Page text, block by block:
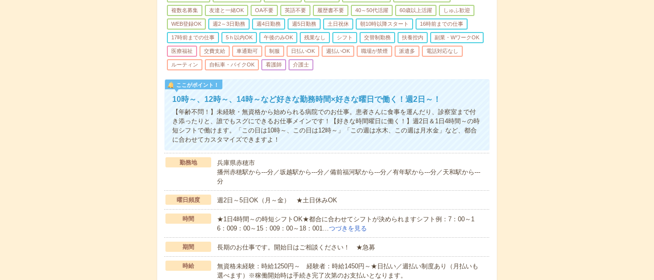
複数名募集 友達と一緒OK OA不要 英語不要 履歴書不要 40～50代活躍 60歳以上活躍 しゅふ歓迎
WEB登録OK 週2～3日勤務 週4日勤務 週5日勤務 土日祝休 朝10時以降スタート 16時前までの仕事
17時前までの仕事 5ｈ以内OK 午後のみOK 残業なし シフト 交替制勤務 扶養控内 副業・WワークOK
医療福祉 交費支給 車通勤可 制服 日払いOK 週払いOK 職場が禁煙 派遣多 電話対応なし
ルーティン 自転車・バイクOK 看護師 介護士
ここがポイント！
10時～、12時～、14時～など好きな勤務時間×好きな曜日で働く！週2日～！
【年齢不問！】未経験・無資格から始められる病院でのお仕事。患者さんに食事を運んだり、診察室まで付
き添ったりと、誰でもスグにできるお仕事メインです！【好きな時間曜日に働く！】週2日＆1日4時間～の時
短シフトで働けます。「この日は10時～、この日は12時～」「この週は水木、この週は月水金」など、都合
に合わせてカスタマイズできますよ！
勤務地
兵庫県赤穂市
播州赤穂駅から---分／坂越駅から---分／備前福河駅から---分／有年駅から---分／天和駅から---
分
曜日頻度 週2日～5日OK（月～金） ★土日休みOK
時間
★1日4時間～の時短シフトOK★都合に合わせてシフトが決められますシフト例：7：00～1
6：009：00～15：009：00～18：001…つづきを見る
期間 長期のお仕事です。開始日はご相談ください！ ★急募
時給
無資格未経験：時給1250円～ 経験者：時給1450円～★日払い／週払い制度あり（月払いも
選べます）※稼働開始時は手続き完了次第のお支払いとなります。